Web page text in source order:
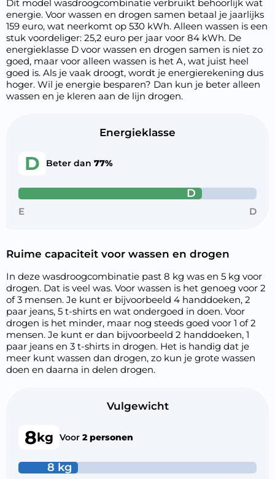
Dit model wasdroogcombinatie verbruikt behoorlijk wat
energie. Voor wassen en drogen samen betaal je jaarlijks
159 euro, wat neerkomt op 530 kWh. Alleen wassen is een
stuk voordeliger: 25,2 euro per jaar voor 84 kWh. De
energieklasse D voor wassen en drogen samen is niet zo
goed, maar voor alleen wassen is het A, wat juist heel
goed is. Als je vaak droogt, wordt je energierekening dus
hoger. Wil je energie besparen? Dan kun je beter alleen
wassen en je kleren aan de lijn drogen.
Energieklasse
D Beter dan 77%
D
E D
Ruime capaciteit voor wassen en drogen
In deze wasdroogcombinatie past 8 kg was en 5 kg voor
drogen. Dat is veel was. Voor wassen is het genoeg voor 2
of 3 mensen. Je kunt er bijvoorbeeld 4 handdoeken, 2
paar jeans, 5 t-shirts en wat ondergoed in doen. Voor
drogen is het minder, maar nog steeds goed voor 1 of 2
mensen. Je kunt er dan bijvoorbeeld 2 handdoeken, 1
paar jeans en 3 t-shirts in drogen. Het is handig dat je
meer kunt wassen dan drogen, zo kun je grote wassen
doen en daarna in delen drogen.
Vulgewicht
8kg Voor 2 personen
8 kg